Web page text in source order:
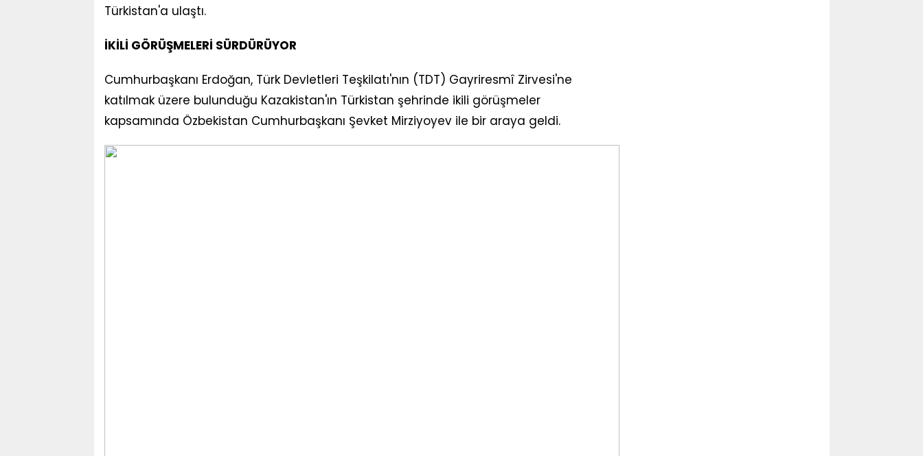
Türkistan'a ulaştı.
İKİLİ GÖRÜŞMELERİ SÜRDÜRÜYOR
Cumhurbaşkanı Erdoğan, Türk Devletleri Teşkilatı'nın (TDT) Gayriresmî Zirvesi'ne
katılmak üzere bulunduğu Kazakistan'ın Türkistan şehrinde ikili görüşmeler
kapsamında Özbekistan Cumhurbaşkanı Şevket Mirziyoyev ile bir araya geldi.